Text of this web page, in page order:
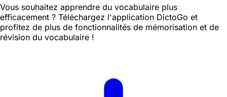
Vous souhaitez apprendre du vocabulaire plus
efficacement ? Téléchargez l'application DictoGo et
profitez de plus de fonctionnalités de mémorisation et de
révision du vocabulaire !